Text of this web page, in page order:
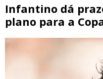
Infantino dá
plano para a